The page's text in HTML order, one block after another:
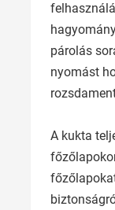
párolás
nyomást
A kukta